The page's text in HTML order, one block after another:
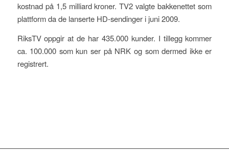
kostnad på 1,5 milliard kroner. TV2 valgte bakkenettet som
plattform da de lanserte HD-sendinger i juni 2009.
RiksTV oppgir at de har 435.000 kunder. I tillegg kommer
ca. 100.000 som kun ser på NRK og som dermed ikke er
registrert.